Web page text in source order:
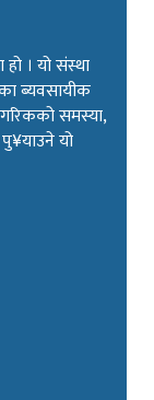
हो । यो संस्था
ब्यवसायीक
समस्या,
पु¥याउने यो